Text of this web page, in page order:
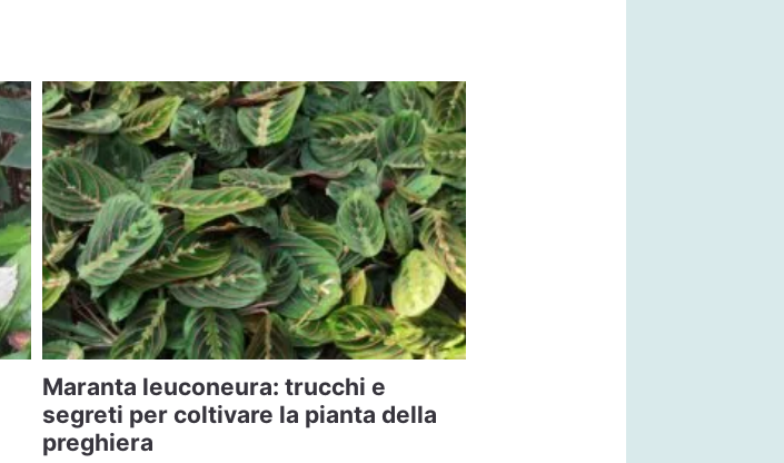
Maranta leuconeura: trucchi e
segreti per coltivare la pianta della
preghiera